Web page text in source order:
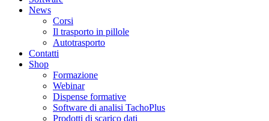
News
Corsi
Il trasporto in pillole
Autotrasporto
Contatti
Shop
Formazione
Webinar
Dispense formative
Software di analisi TachoPlus
Prodotti di scarico dati